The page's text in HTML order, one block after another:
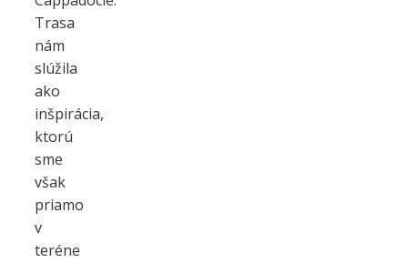
Trasa
nám
slúžila
ako
inšpirácia,
ktorú
sme
však
priamo
v
teréne